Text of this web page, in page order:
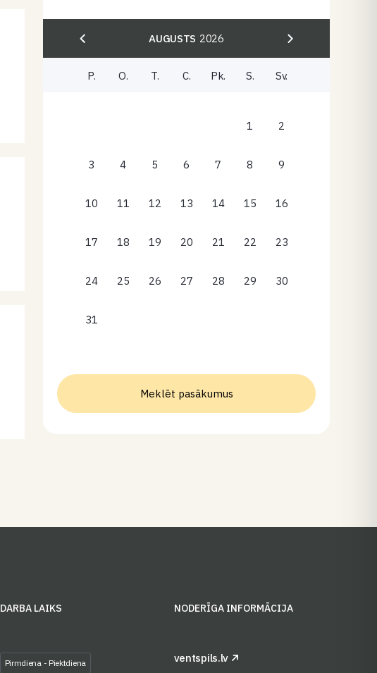
AUGUSTS 2026
P. O. T. C. Pk. S. Sv.
1 2
3 4 5 6 7 8 9
10 11 12 13 14 15 16
17 18 19 20 21 22 23
24 25 26 27 28 29 30
31
Meklēt pasākumus
DARBA LAIKS NODERĪGA INFORMĀCIJA
Pirmdiena - Piektdiena ventspils.lv